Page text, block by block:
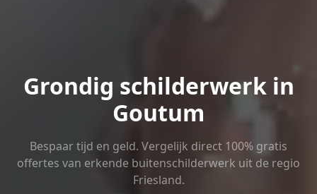
Grondig schilderwerk in
Goutum
Bespaar tijd en geld. Vergelijk direct 100% gratis
offertes van erkende buitenschilderwerk uit de regio
Friesland.